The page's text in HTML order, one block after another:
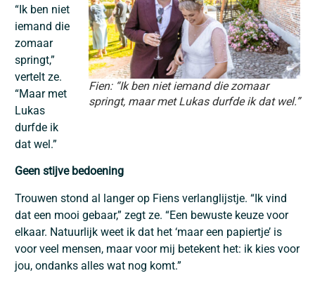
Fien: “Ik ben niet iemand die zomaar
springt, maar met Lukas durfde ik dat wel.”
“Ik ben niet
iemand die
zomaar
springt,”
vertelt ze.
“Maar met
Lukas
durfde ik
dat wel.”
Geen stijve bedoening
Trouwen stond al langer op Fiens verlanglijstje. “Ik vind
dat een mooi gebaar,” zegt ze. “Een bewuste keuze voor
elkaar. Natuurlijk weet ik dat het ‘maar een papiertje’ is
voor veel mensen, maar voor mij betekent het: ik kies voor
jou, ondanks alles wat nog komt.”